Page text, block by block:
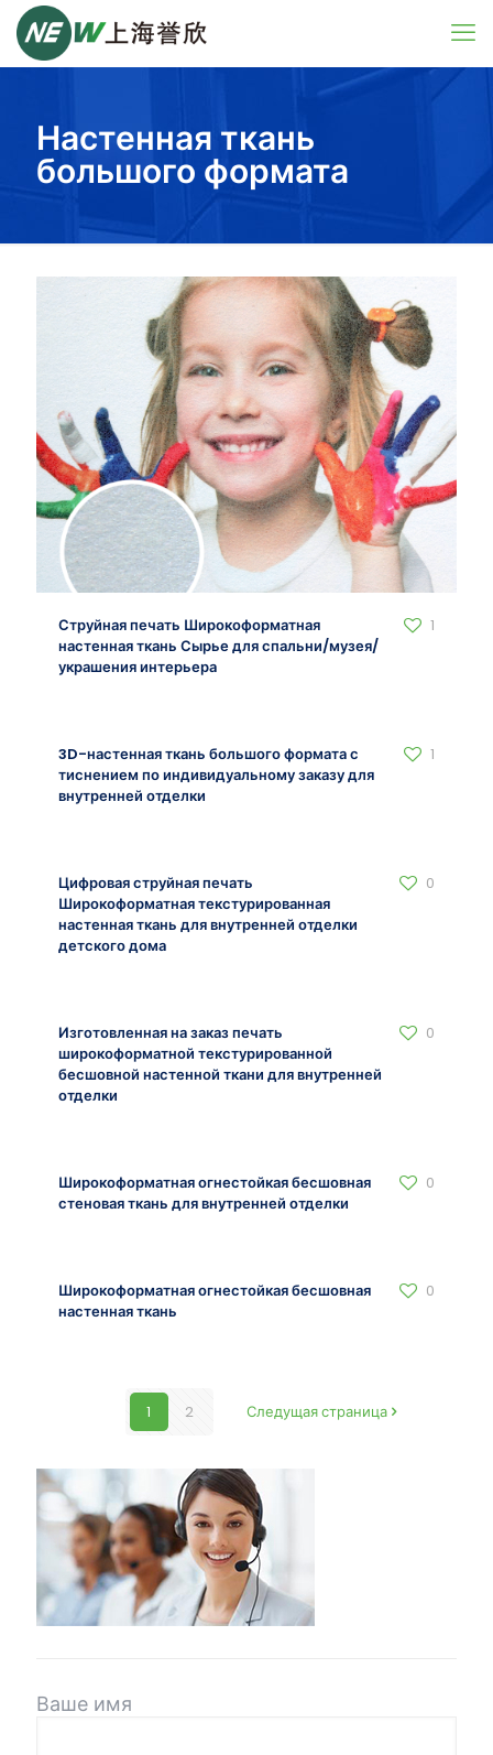
Настенная ткань
большого формата
Струйная печать Широкоформатная
настенная ткань Сырье для спальни/музея/
украшения интерьера
1
3D-настенная ткань большого формата с
тиснением по индивидуальному заказу для
внутренней отделки
1
Цифровая струйная печать
Широкоформатная текстурированная
настенная ткань для внутренней отделки
детского дома
0
Изготовленная на заказ печать
широкоформатной текстурированной
бесшовной настенной ткани для внутренней
отделки
0
Широкоформатная огнестойкая бесшовная
стеновая ткань для внутренней отделки
0
Широкоформатная огнестойкая бесшовная
настенная ткань
0
1 2 Следущая страница
Ваше имя